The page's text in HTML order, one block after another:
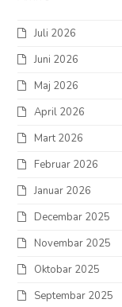
Juli 2026
Juni 2026
Maj 2026
April 2026
Mart 2026
Februar 2026
Januar 2026
Decembar 2025
Novembar 2025
Oktobar 2025
Septembar 2025